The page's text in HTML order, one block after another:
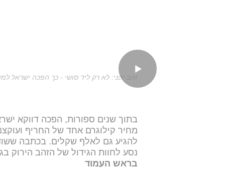
זהב יפני: לא רק ליד סושי - כך הפכה ישראל
בתוך שנים ספורות, הפכה דווקא
מחיר קילוגרם אחד של החריף
להגיע גם לאלף שקלים. בכתבה
נסע לחוות הגידול של הזהב הירוק
בראש העמוד